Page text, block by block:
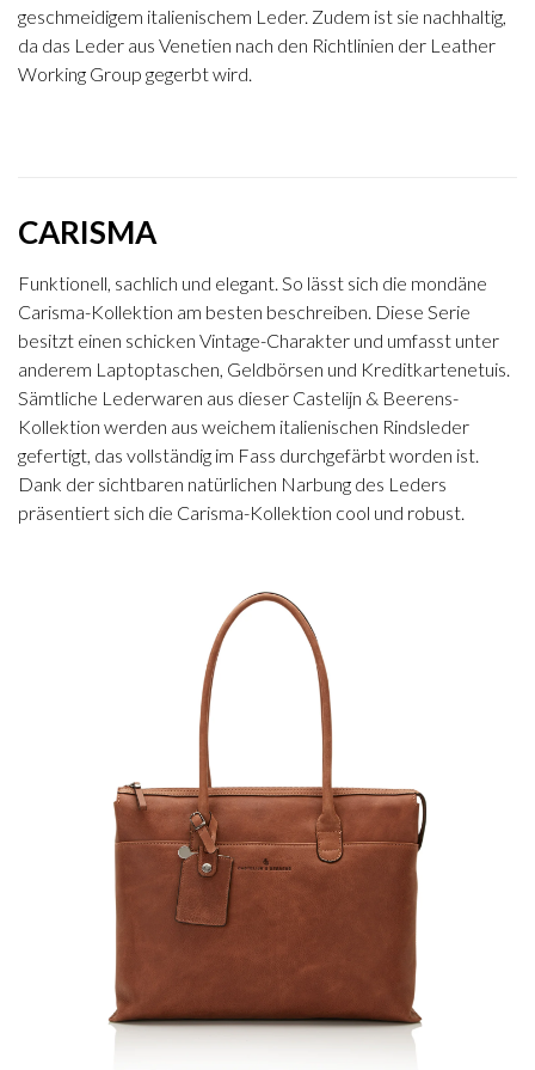
geschmeidigem italienischem Leder. Zudem ist sie nachhaltig,
da das Leder aus Venetien nach den Richtlinien der Leather
Working Group gegerbt wird.
CARISMA
Funktionell, sachlich und elegant. So lässt sich die mondäne
Carisma-Kollektion am besten beschreiben. Diese Serie
besitzt einen schicken Vintage-Charakter und umfasst unter
anderem Laptoptaschen, Geldbörsen und Kreditkartenetuis.
Sämtliche Lederwaren aus dieser Castelijn & Beerens-
Kollektion werden aus weichem italienischen Rindsleder
gefertigt, das vollständig im Fass durchgefärbt worden ist.
Dank der sichtbaren natürlichen Narbung des Leders
präsentiert sich die Carisma-Kollektion cool und robust.